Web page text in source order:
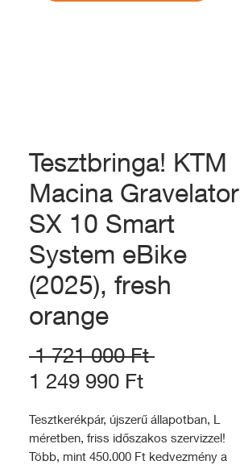
Tesztbringa! KTM
Macina Gravelator
SX 10 Smart
System eBike
(2025), fresh
orange
1 721 000 Ft Szokásos
1 249 990 FtAkciós
Tesztkerékpár, újszerű állapotban, L
méretben, friss időszakos szervizzel!
Több, mint 450.000 Ft kedvezmény a